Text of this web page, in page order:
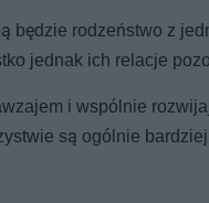
będzie rodzeństwo z
jednak ich relacje
i wspólnie
są ogólnie